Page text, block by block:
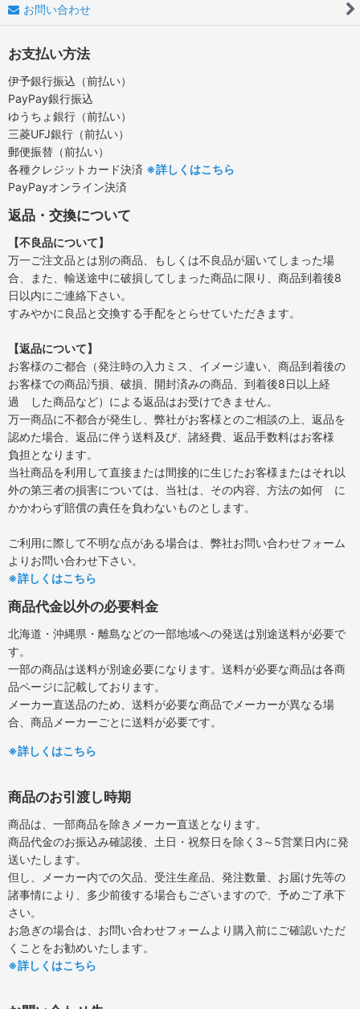
お問い合わせ
お支払い方法
伊予銀行振込（前払い）
PayPay銀行振込
ゆうちょ銀行（前払い）
三菱UFJ銀行（前払い）
郵便振替（前払い）
各種クレジットカード決済 ※詳しくはこちら
PayPayオンライン決済
返品・交換について
【不良品について】
万一ご注文品とは別の商品、もしくは不良品が届いてしまった場
合、また、輸送途中に破損してしまった商品に限り、商品到着後8
日以内にご連絡下さい。
すみやかに良品と交換する手配をとらせていただきます。
【返品について】
お客様のご都合（発注時の入力ミス、イメージ違い、商品到着後の
お客様での商品汚損、破損、開封済みの商品、到着後8日以上経
過 した商品など）による返品はお受けできません。
万一商品に不都合が発生し、弊社がお客様とのご相談の上、返品を
認めた場合、返品に伴う送料及び、諸経費、返品手数料はお客様
負担となります。
当社商品を利用して直接または間接的に生じたお客様またはそれ以
外の第三者の損害については、当社は、その内容、方法の如何 に
かかわらず賠償の責任を負わないものとします。
ご利用に際して不明な点がある場合は、弊社お問い合わせフォーム
よりお問い合わせ下さい。
※詳しくはこちら
商品代金以外の必要料金
北海道・沖縄県・離島などの一部地域への発送は別途送料が必要で
す。
一部の商品は送料が別途必要になります。送料が必要な商品は各商
品ページに記載しております。
メーカー直送品のため、送料が必要な商品でメーカーが異なる場
合、商品メーカーごとに送料が必要です。
※詳しくはこちら
商品のお引渡し時期
商品は、一部商品を除きメーカー直送となります。
商品代金のお振込み確認後、土日・祝祭日を除く3～5営業日内に発
送いたします。
但し、メーカー内での欠品、受注生産品、発注数量、お届け先等の
諸事情により、多少前後する場合もございますので、予めご了承下
さい。
お急ぎの場合は、お問い合わせフォームより購入前にご確認いただ
くことをお勧めいたします。
※詳しくはこちら